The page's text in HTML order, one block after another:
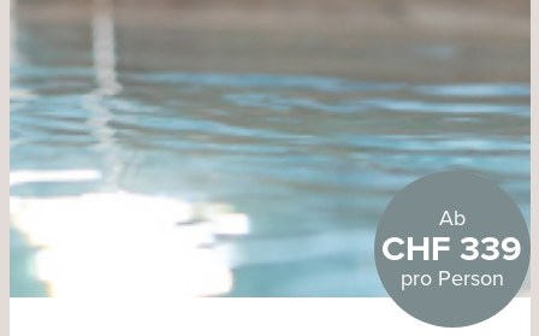
Ab
CHF 339
pro Person